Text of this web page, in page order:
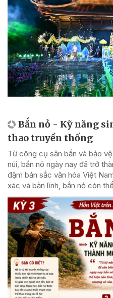
Bắn nỏ - Kỹ năng
thao truyền thống
Từ công cụ săn bắn và bảo
núi, bắn nỏ ngày nay đã trở
đậm bản sắc văn hóa Việt
xác và bản lĩnh, bắn nỏ còn